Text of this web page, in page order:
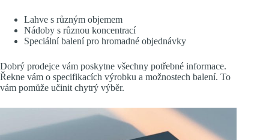
Lahve s různým objemem
Nádoby s různou koncentrací
Speciální balení pro hromadné objednávky
Dobrý prodejce vám poskytne všechny potřebné informace.
Řekne vám o specifikacích výrobku a možnostech balení. To
vám pomůže učinit chytrý výběr.